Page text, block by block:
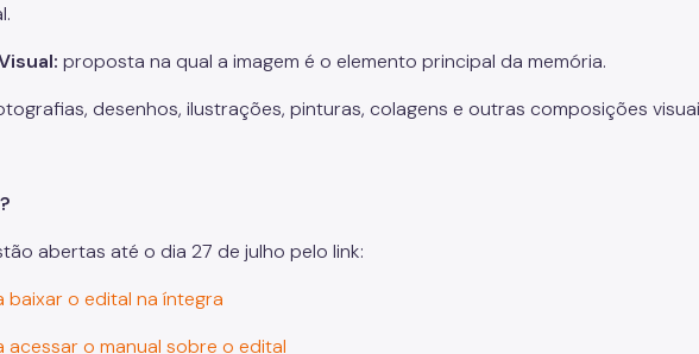
proposta na qual a imagem é o elemento principal da memória.
desenhos, ilustrações, pinturas, colagens e outras composições
abertas até o dia 27 de julho pelo link:
baixar o edital na íntegra
acessar o manual sobre o edital